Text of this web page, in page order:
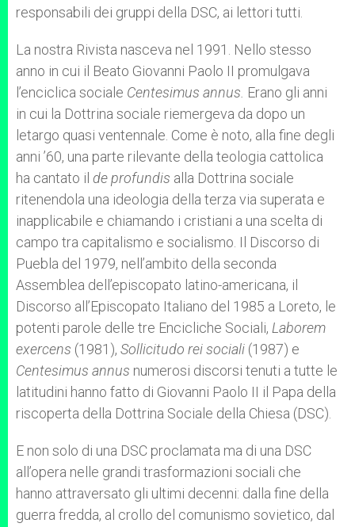
responsabili dei gruppi della DSC, ai lettori tutti.
La nostra Rivista nasceva nel 1991. Nello stesso
anno in cui il Beato Giovanni Paolo II promulgava
l’enciclica sociale Centesimus annus. Erano gli anni
in cui la Dottrina sociale riemergeva da dopo un
letargo quasi ventennale. Come è noto, alla fine degli
anni ’60, una parte rilevante della teologia cattolica
ha cantato il de profundis alla Dottrina sociale
ritenendola una ideologia della terza via superata e
inapplicabile e chiamando i cristiani a una scelta di
campo tra capitalismo e socialismo. Il Discorso di
Puebla del 1979, nell’ambito della seconda
Assemblea dell’episcopato latino-americana, il
Discorso all’Episcopato Italiano del 1985 a Loreto, le
potenti parole delle tre Encicliche Sociali, Laborem
exercens (1981), Sollicitudo rei sociali (1987) e
Centesimus annus numerosi discorsi tenuti a tutte le
latitudini hanno fatto di Giovanni Paolo II il Papa della
riscoperta della Dottrina Sociale della Chiesa (DSC).
E non solo di una DSC proclamata ma di una DSC
all’opera nelle grandi trasformazioni sociali che
hanno attraversato gli ultimi decenni: dalla fine della
guerra fredda, al crollo del comunismo sovietico, dal